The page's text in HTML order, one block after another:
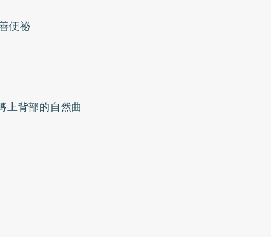
便祕
上背部的自然曲